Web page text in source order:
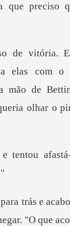
elas com o
mão de
tentou